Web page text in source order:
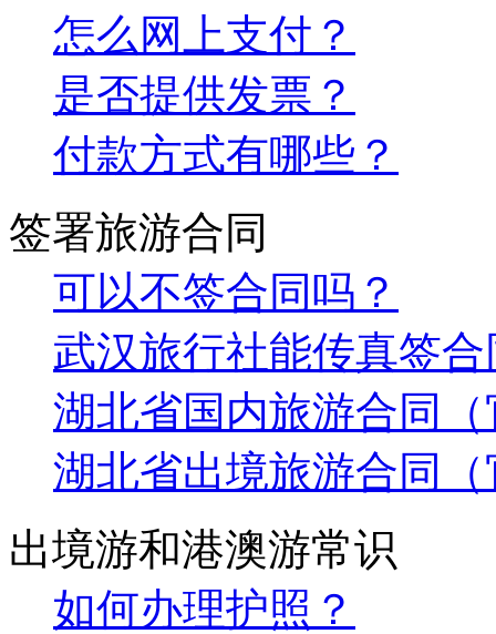
怎么网上支付？
是否提供发票？
付款方式有哪些？
签署旅游合同
可以不签合同吗？
武汉旅行社能传真签合
湖北省国内旅游合同（
湖北省出境旅游合同（
出境游和港澳游常识
如何办理护照？